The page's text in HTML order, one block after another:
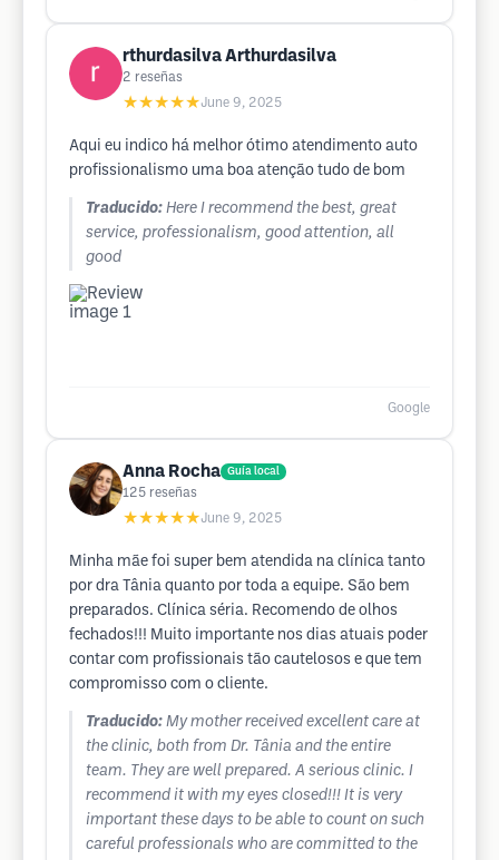
rthurdasilva Arthurdasilva
2 reseñas
★★★★★June 9, 2025
Aqui eu indico há melhor ótimo atendimento auto
profissionalismo uma boa atenção tudo de bom
Traducido: Here I recommend the best, great
service, professionalism, good attention, all
good
Google
Anna Rocha Guía local
125 reseñas
★★★★★June 9, 2025
Minha mãe foi super bem atendida na clínica tanto
por dra Tânia quanto por toda a equipe. São bem
preparados. Clínica séria. Recomendo de olhos
fechados!!! Muito importante nos dias atuais poder
contar com profissionais tão cautelosos e que tem
compromisso com o cliente.
Traducido: My mother received excellent care at
the clinic, both from Dr. Tânia and the entire
team. They are well prepared. A serious clinic. I
recommend it with my eyes closed!!! It is very
important these days to be able to count on such
careful professionals who are committed to the